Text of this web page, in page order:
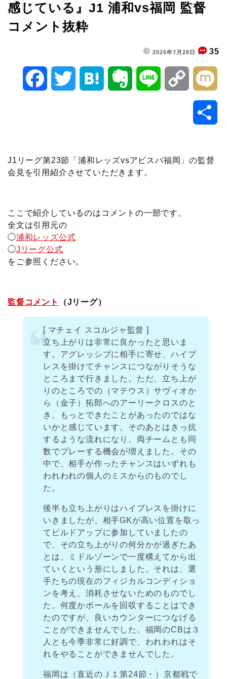
感じている』J1 浦和vs福岡 監督
コメント抜粋
2025年7月28日 35
b
o
k
t n n
o
J1リーグ第23節「浦和レッズvsアビスパ福岡」の監督
会見を引用紹介させていただきます。
ここで紹介しているのはコメントの一部です。
全文は引用元の
◯浦和レッズ公式
◯Jリーグ公式
をご参照ください。
監督コメント （Jリーグ）
[ マチェイ スコルジャ監督 ]
立ち上がりは非常に良かったと思いま
す。アグレッシブに相手に寄せ、ハイプ
レスを掛けてチャンスにつながりそうな
ところまで行きました。ただ、立ち上が
りのところでの（マテウス）サヴィオか
ら（金子）拓郎へのアーリークロスのと
き、もっとできたことがあったのではな
いかと感じています。そのあとはきっ抗
するような流れになり、両チームとも同
数でプレーする機会が増えました。その
中で、相手が作ったチャンスはいずれも
われわれの個人のミスからのものでし
た。
後半も立ち上がりはハイプレスを掛けに
いきましたが、相手GKが高い位置を取っ
てビルドアップに参加していましたの
で、その立ち上がりの何分かが過ぎたあ
とは、ミドルゾーンで一度構えてから出
ていくという形にしました。それは、選
手たちの現在のフィジカルコンディショ
ンを考え、消耗させないためのものでし
た。何度かボールを回収することはでき
たのですが、良いカウンターにつなげる
ことができませんでした。福岡のCBは３
人とも今季非常に好調で、われわれはそ
れをやることができませんでした。
福岡は（直近のＪ１第24節・）京都戦で